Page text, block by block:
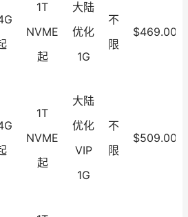
1T
NVME
起
大陆
优化
1G
不
限
$469.00
1T
NVME
起
大陆
优化
VIP
1G
不
限
$509.00